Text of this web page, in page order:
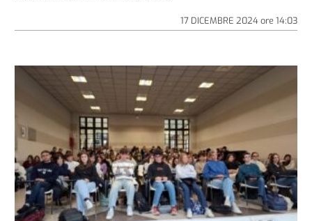
17 DICEMBRE 2024ore 14:03